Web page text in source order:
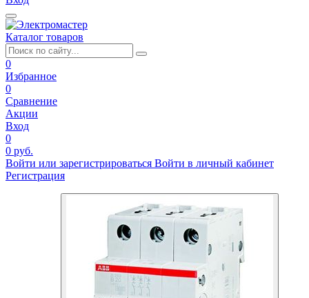
Каталог товаров
0
Избранное
0
Сравнение
Акции
Вход
0
0 руб.
Войти или зарегистрироваться Войти в личный кабинет
Регистрация